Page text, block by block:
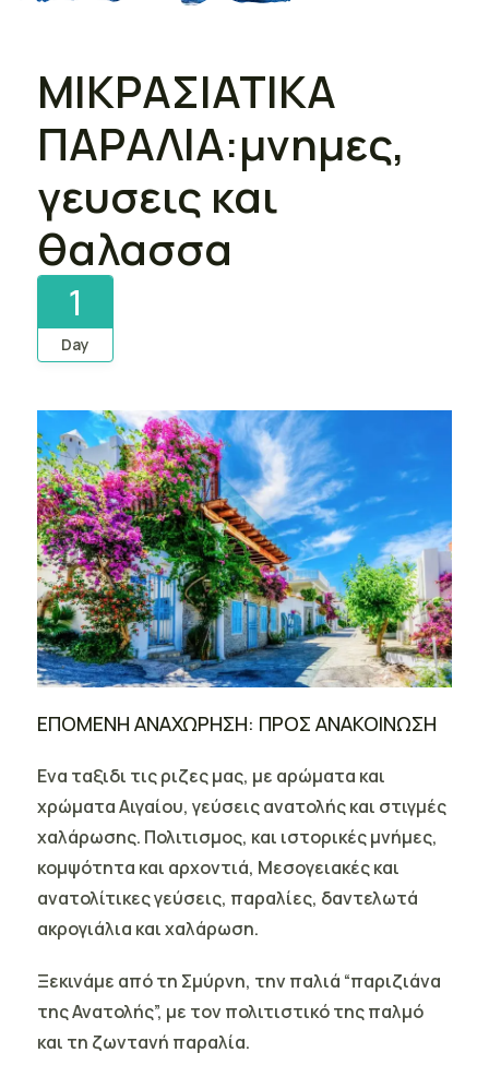
ΜΙΚΡΑΣΙΑΤΙΚΑ
ΠΑΡΑΛΙΑ:μνημες,
γευσεις και
θαλασσα
1
Day
ΕΠΟΜΕΝΗ ΑΝΑΧΩΡΗΣΗ: ΠΡΟΣ ΑΝΑΚΟΙΝΩΣΗ
Ενα ταξιδι τις ριζες μας, με αρώματα και
χρώματα Αιγαίου, γεύσεις ανατολής και στιγμές
χαλάρωσης. Πολιτισμος, και ιστορικές μνήμες,
κομψότητα και αρχοντιά, Μεσογειακές και
ανατολίτικες γεύσεις, παραλίες, δαντελωτά
ακρογιάλια και χαλάρωση.
Ξεκινάμε από τη Σμύρνη, την παλιά “παριζιάνα
της Ανατολής”, με τον πολιτιστικό της παλμό
και τη ζωντανή παραλία.